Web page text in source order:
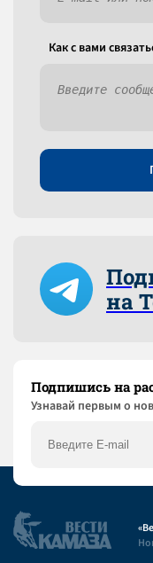
Как c вами
на
Подпишись на
Узнaвай первым о